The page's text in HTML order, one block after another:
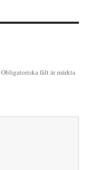
Obligatoriska fält är märkta